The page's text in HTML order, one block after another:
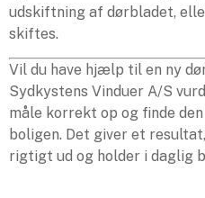
udskiftning af dørbladet,
skiftes.
Vil du have hjælp til en ny
Sydkystens Vinduer A/S
måle korrekt op og finde
boligen. Det giver et
rigtigt ud og holder i daglig